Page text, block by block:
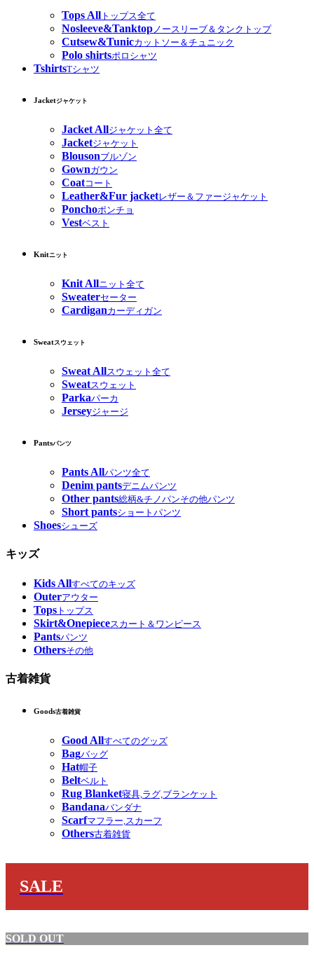
Tops All トップス全て
Nosleeve&Tanktopノースリーブ＆タンクトップ
Cutsew&Tunicカットソー＆チュニック
Polo shirtsポロシャツ
TshirtsTシャツ
Jacketジャケット
Jacket Allジャケット全て
Jacketジャケット
Blousonブルゾン
Gownガウン
Coatコート
Leather&Fur jacketレザー＆ファージャケット
Ponchoポンチョ
Vestベスト
Knitニット
Knit Allニット全て
Sweaterセーター
Cardiganカーディガン
Sweatスウェット
Sweat Allスウェット全て
Sweatスウェット
Parkaパーカ
Jerseyジャージ
Pantsパンツ
Pants Allパンツ全て
Denim pantsデニムパンツ
Other pants総柄&チノパンその他パンツ
Short pantsショートパンツ
Shoesシューズ
キッズ
Kids Allすべてのキッズ
Outerアウター
Tops トップス
Skirt&Onepieceスカート＆ワンピース
Pantsパンツ
Othersその他
古着雑貨
Goods古着雑貨
Good Allすべてのグッズ
Bagバッグ
Hat帽子
Beltベルト
Rug Blanket寝具,ラグ,ブランケット
Bandanaバンダナ
Scarfマフラー,スカーフ
Others古着雑貨
SALE
SOLD OUT